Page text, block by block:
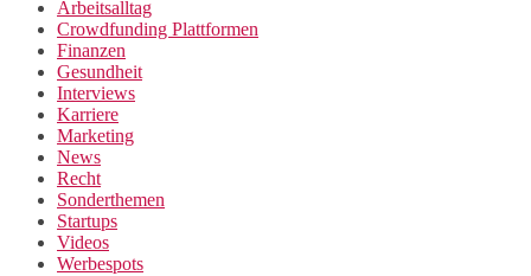
Arbeitsalltag
Crowdfunding Plattformen
Finanzen
Gesundheit
Interviews
Karriere
Marketing
News
Recht
Sonderthemen
Startups
Videos
Werbespots